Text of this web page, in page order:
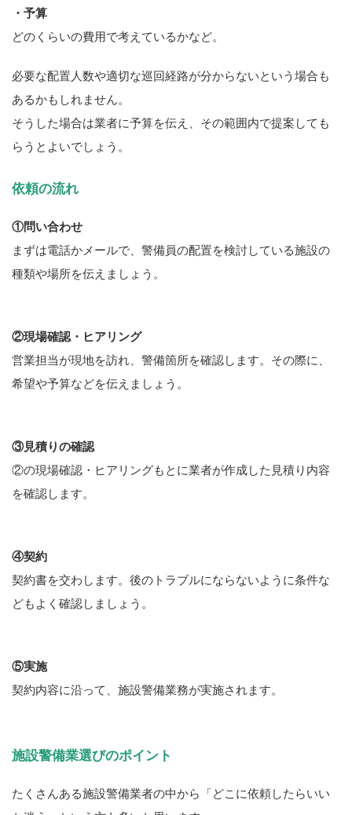
・予算
どのくらいの費用で考えているかなど。
必要な配置人数や適切な巡回経路が分からないという場合も
あるかもしれません。
そうした場合は業者に予算を伝え、その範囲内で提案しても
らうとよいでしょう。
依頼の流れ
①問い合わせ
まずは電話かメールで、警備員の配置を検討している施設の
種類や場所を伝えましょう。
②現場確認・ヒアリング
営業担当が現地を訪れ、警備箇所を確認します。その際に、
希望や予算などを伝えましょう。
③見積りの確認
②の現場確認・ヒアリングもとに業者が作成した見積り内容
を確認します。
④契約
契約書を交わします。後のトラブルにならないように条件な
どもよく確認しましょう。
⑤実施
契約内容に沿って、施設警備業務が実施されます。
施設警備業選びのポイント
たくさんある施設警備業者の中から「どこに依頼したらいい